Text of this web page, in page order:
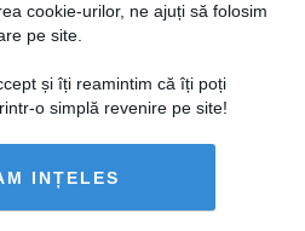
cookie-urilor, ne ajuți să folosim
pe site.
și îți reamintim că îți poți
o simplă revenire pe site!
INȚELES
© 2026 Ringier Romania. Toate